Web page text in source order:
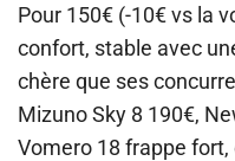
Pour 150€ (-10€ vs la
confort, stable avec
chère que ses
Mizuno Sky 8 190€,
Vomero 18 frappe